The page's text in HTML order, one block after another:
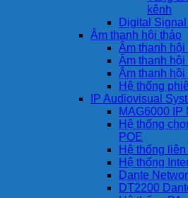
kênh
Digital
Âm thanh hội thảo
Âm thanh
Âm thanh
Âm thanh
Hệ thống
IP Audiovisual
MAG6000 IP
Hệ thống
POE
Hệ thống
Hệ thống
Dante
DT2200